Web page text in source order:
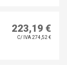
223,19 €
C/ IVA 274,52 €